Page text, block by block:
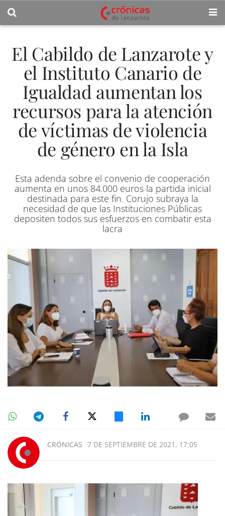
El Cabildo de Lanzarote y
el Instituto Canario de
Igualdad aumentan los
recursos para la atención
de víctimas de violencia
de género en la Isla
Esta adenda sobre el convenio de cooperación
aumenta en unos 84.000 euros la partida inicial
destinada para este fin. Corujo subraya la
necesidad de que las Instituciones Públicas
depositen todos sus esfuerzos en combatir esta
lacra
CRÓNICAS 7 DE SEPTIEMBRE DE 2021, 17:05